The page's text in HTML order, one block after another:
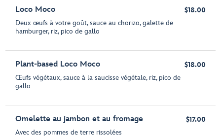
Loco Moco
Deux œufs à votre goût, sauce au chorizo, galette de
hamburger, riz, pico de gallo
$18.00
Plant-based Loco Moco
Œufs végétaux, sauce à la saucisse végétale, riz, pico de
gallo
$18.00
Omelette au jambon et au fromage
Avec des pommes de terre rissolées
$17.00